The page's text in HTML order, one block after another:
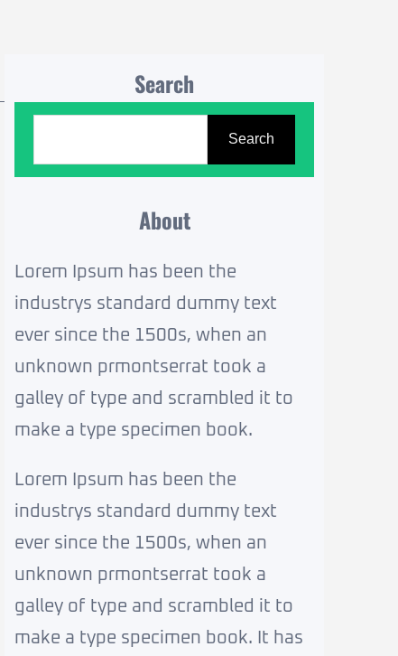
Search
s
i
s
a
r
Search
About
Lorem Ipsum has been the
industrys standard dummy text
ever since the 1500s, when an
unknown prmontserrat took a
galley of type and scrambled it to
make a type specimen book.
Lorem Ipsum has been the
industrys standard dummy text
ever since the 1500s, when an
unknown prmontserrat took a
galley of type and scrambled it to
make a type specimen book. It has